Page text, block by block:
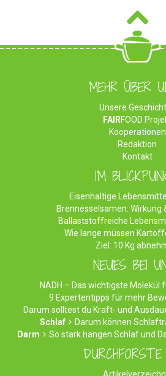
MEHR ÜBER
Unsere
FAIRFOOD
Kooperationen
Redaktion
Kontakt
IM
Eisenhaltige
Brennesselsamen: Wirkung
Ballaststoffreiche
Wie lange müssen
Ziel: 10 Kg
NEUES BEI
NADH – Das wichtigste Molekül
9 Expertentipps für mehr
Darum solltest du Kraft- und
Schlaf
Darum können
Darm
So stark hängen Schlaf und